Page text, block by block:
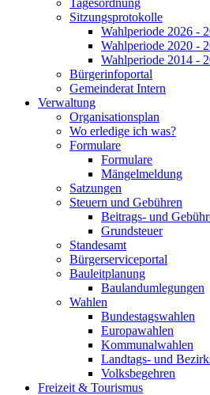
Tagesordnung
Sitzungsprotokolle
Wahlperiode 2026 -
Wahlperiode 2020 -
Wahlperiode 2014 -
Bürgerinfoportal
Gemeinderat Intern
Verwaltung
Organisationsplan
Wo erledige ich was?
Formulare
Formulare
Mängelmeldung
Satzungen
Steuern und Gebühren
Beitrags- und
Grundsteuer
Standesamt
Bürgerserviceportal
Bauleitplanung
Baulandumlegungen
Wahlen
Bundestagswahlen
Europawahlen
Kommunalwahlen
Landtags- und
Volksbegehren
Freizeit & Tourismus